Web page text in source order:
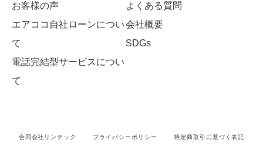
お客様の声
エアココ自社ローンについ
て
電話完結型サービスについ
て
よくある質問
会社概要
SDGs
合同会社リンテック プライバシーポリシー 特定商取引に基づく表記